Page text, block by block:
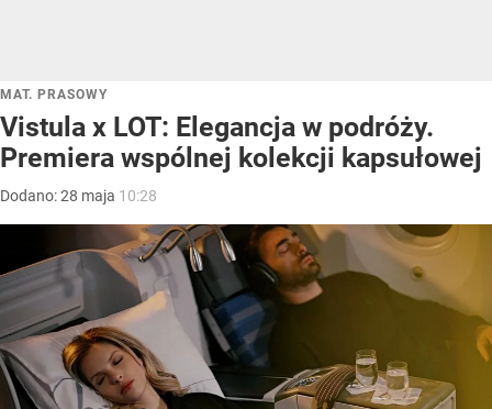
MAT. PRASOWY
Vistula x LOT: Elegancja w podróży.
Premiera wspólnej kolekcji kapsułowej
Dodano:28 maja 10:28